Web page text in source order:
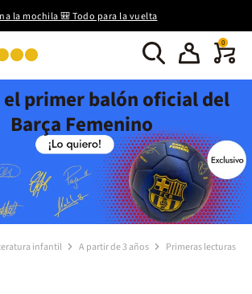
la mochila 🎒 Todo para la vuelta
0
primer balón oficial del
Barça Femenino
infantil A partir de 3 años Primeras lecturas